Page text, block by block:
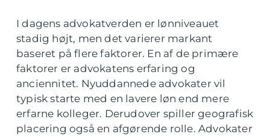
I dagens advokatverden er lønniveauet
stadig højt, men det varierer markant
baseret på flere faktorer. En af de primære
faktorer er advokatens erfaring og
anciennitet. Nyuddannede advokater vil
typisk starte med en lavere løn end mere
erfarne kolleger. Derudover spiller geografisk
placering også en afgørende rolle. Advokater